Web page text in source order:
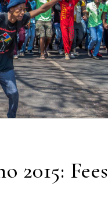
2015: Fees